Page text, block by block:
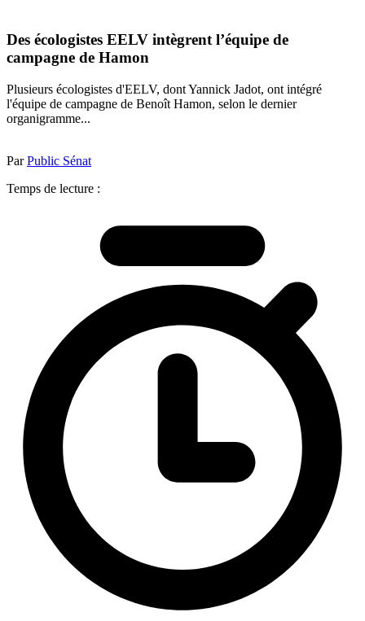
Des écologistes EELV intègrent l’équipe de
campagne de Hamon
Plusieurs écologistes d'EELV, dont Yannick Jadot, ont intégré
l'équipe de campagne de Benoît Hamon, selon le dernier
organigramme...
ParPublic Sénat
Temps de lecture :